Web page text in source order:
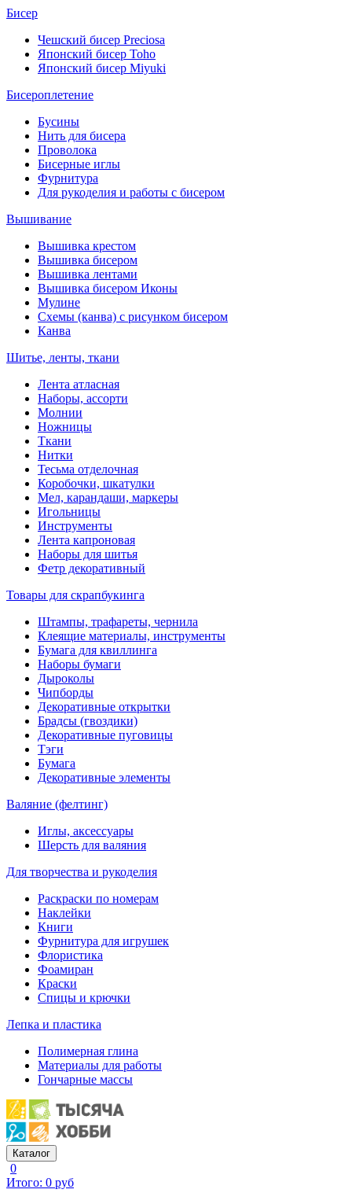
Бисер
Чешский бисер Preciosa
Японский бисер Toho
Японский бисер Miyuki
Бисероплетение
Бусины
Нить для бисера
Проволока
Бисерные иглы
Фурнитура
Для рукоделия и работы с бисером
Вышивание
Вышивка крестом
Вышивка бисером
Вышивка лентами
Вышивка бисером Иконы
Мулине
Схемы (канва) с рисунком бисером
Канва
Шитье, ленты, ткани
Лента атласная
Наборы, ассорти
Молнии
Ножницы
Ткани
Нитки
Тесьма отделочная
Коробочки, шкатулки
Мел, карандаши, маркеры
Игольницы
Инструменты
Лента капроновая
Наборы для шитья
Фетр декоративный
Товары для скрапбукинга
Штампы, трафареты, чернила
Клеящие материалы, инструменты
Бумага для квиллинга
Наборы бумаги
Дыроколы
Чипборды
Декоративные открытки
Брадсы (гвоздики)
Декоративные пуговицы
Тэги
Бумага
Декоративные элементы
Валяние (фелтинг)
Иглы, аксессуары
Шерсть для валяния
Для творчества и рукоделия
Раскраски по номерам
Наклейки
Книги
Фурнитура для игрушек
Флористика
Фоамиран
Краски
Спицы и крючки
Лепка и пластика
Полимерная глина
Материалы для работы
Гончарные массы
Каталог
0
Итого: 0 руб